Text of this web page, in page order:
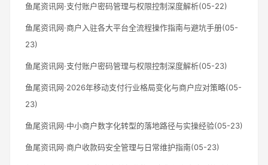
鱼尾资讯网·支付账户密码管理与权限控制深度解析(05-22)
鱼尾资讯网·商户入驻各大平台全流程操作指南与避坑手册(05-
23)
鱼尾资讯网·支付账户密码管理与权限控制深度解析(05-23)
鱼尾资讯网·2026年移动支付行业格局变化与商户应对策略(05-
23)
鱼尾资讯网·中小商户数字化转型的落地路径与实操经验(05-23)
鱼尾资讯网·商户收款码安全管理与日常维护指南(05-23)